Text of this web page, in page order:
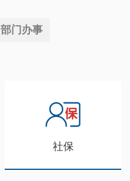
部门办事
社保